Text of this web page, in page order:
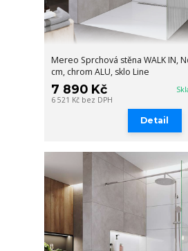
Mereo Sprchová stěna WALK IN,
cm, chrom ALU, sklo Line
7 890 Kč
6 521 Kč bez DPH
Detail